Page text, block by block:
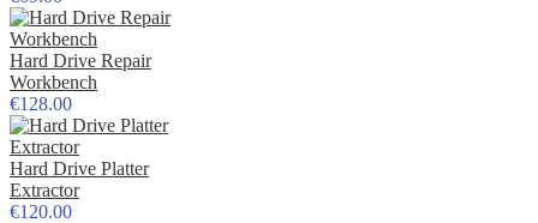
Hard Drive Repair
Workbench
€128.00
Hard Drive Platter
Extractor
€120.00